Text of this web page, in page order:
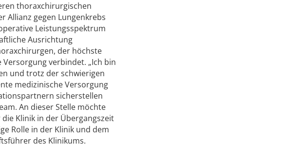
thoraxchirurgischen
Allianz gegen Lungenkrebs
Leistungsspektrum
Ausrichtung
der höchste
verbindet. „Ich bin
und trotz der schwierigen
medizinische Versorgung
sicherstellen
An dieser Stelle möchte
Klinik in der Übergangszeit
Rolle in der Klinik und dem
des Klinikums.